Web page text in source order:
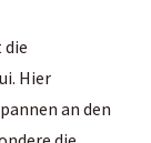
Hier
an den